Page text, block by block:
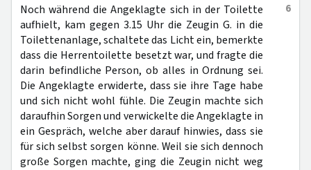
6
Noch während die Angeklagte sich in der Toilette
aufhielt, kam gegen 3.15 Uhr die Zeugin G. in die
Toilettenanlage, schaltete das Licht ein, bemerkte
dass die Herrentoilette besetzt war, und fragte die
darin befindliche Person, ob alles in Ordnung sei.
Die Angeklagte erwiderte, dass sie ihre Tage habe
und sich nicht wohl fühle. Die Zeugin machte sich
daraufhin Sorgen und verwickelte die Angeklagte in
ein Gespräch, welche aber darauf hinwies, dass sie
für sich selbst sorgen könne. Weil sie sich dennoch
große Sorgen machte, ging die Zeugin nicht weg